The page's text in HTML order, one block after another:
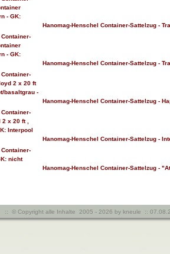
Hanomag-Henschel Container-Sattelzug -
Hanomag-Henschel Container-Sattelzug -
Hanomag-Henschel Container-Sattelzug -
Hanomag-Henschel Container-Sattelzug -
Hanomag-Henschel Container-Sattelzug -
:: © Copyright alle Inhalte 2005 - 2026 by kneule ::